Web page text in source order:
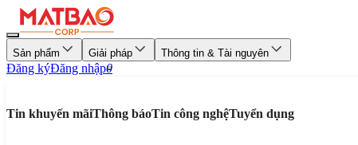
Sản phẩm Giải pháp Thông tin & Tài nguyên
Đăng kýĐăng nhập0
Tin khuyến mãiThông báoTin công nghệTuyển dụng